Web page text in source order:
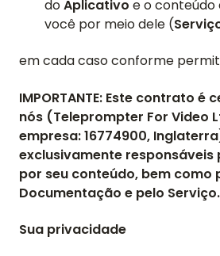
doAplicativo e o conteúdo
você por meio dele (
em cada caso conforme
IMPORTANTE: Este contrato é
nós (Teleprompter For Video
empresa: 16774900,
exclusivamente responsáveis
por seu conteúdo, bem como
Documentação e pelo Serviço.
Sua privacidade